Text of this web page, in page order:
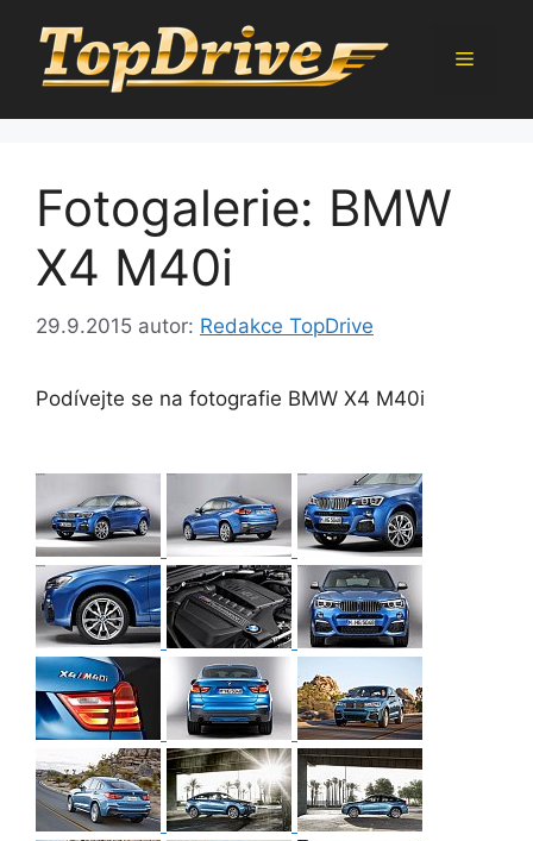
obsah
Menu
Fotogalerie: BMW
X4 M40i
29.9.2015 autor: Redakce TopDrive
Podívejte se na fotografie BMW X4 M40i